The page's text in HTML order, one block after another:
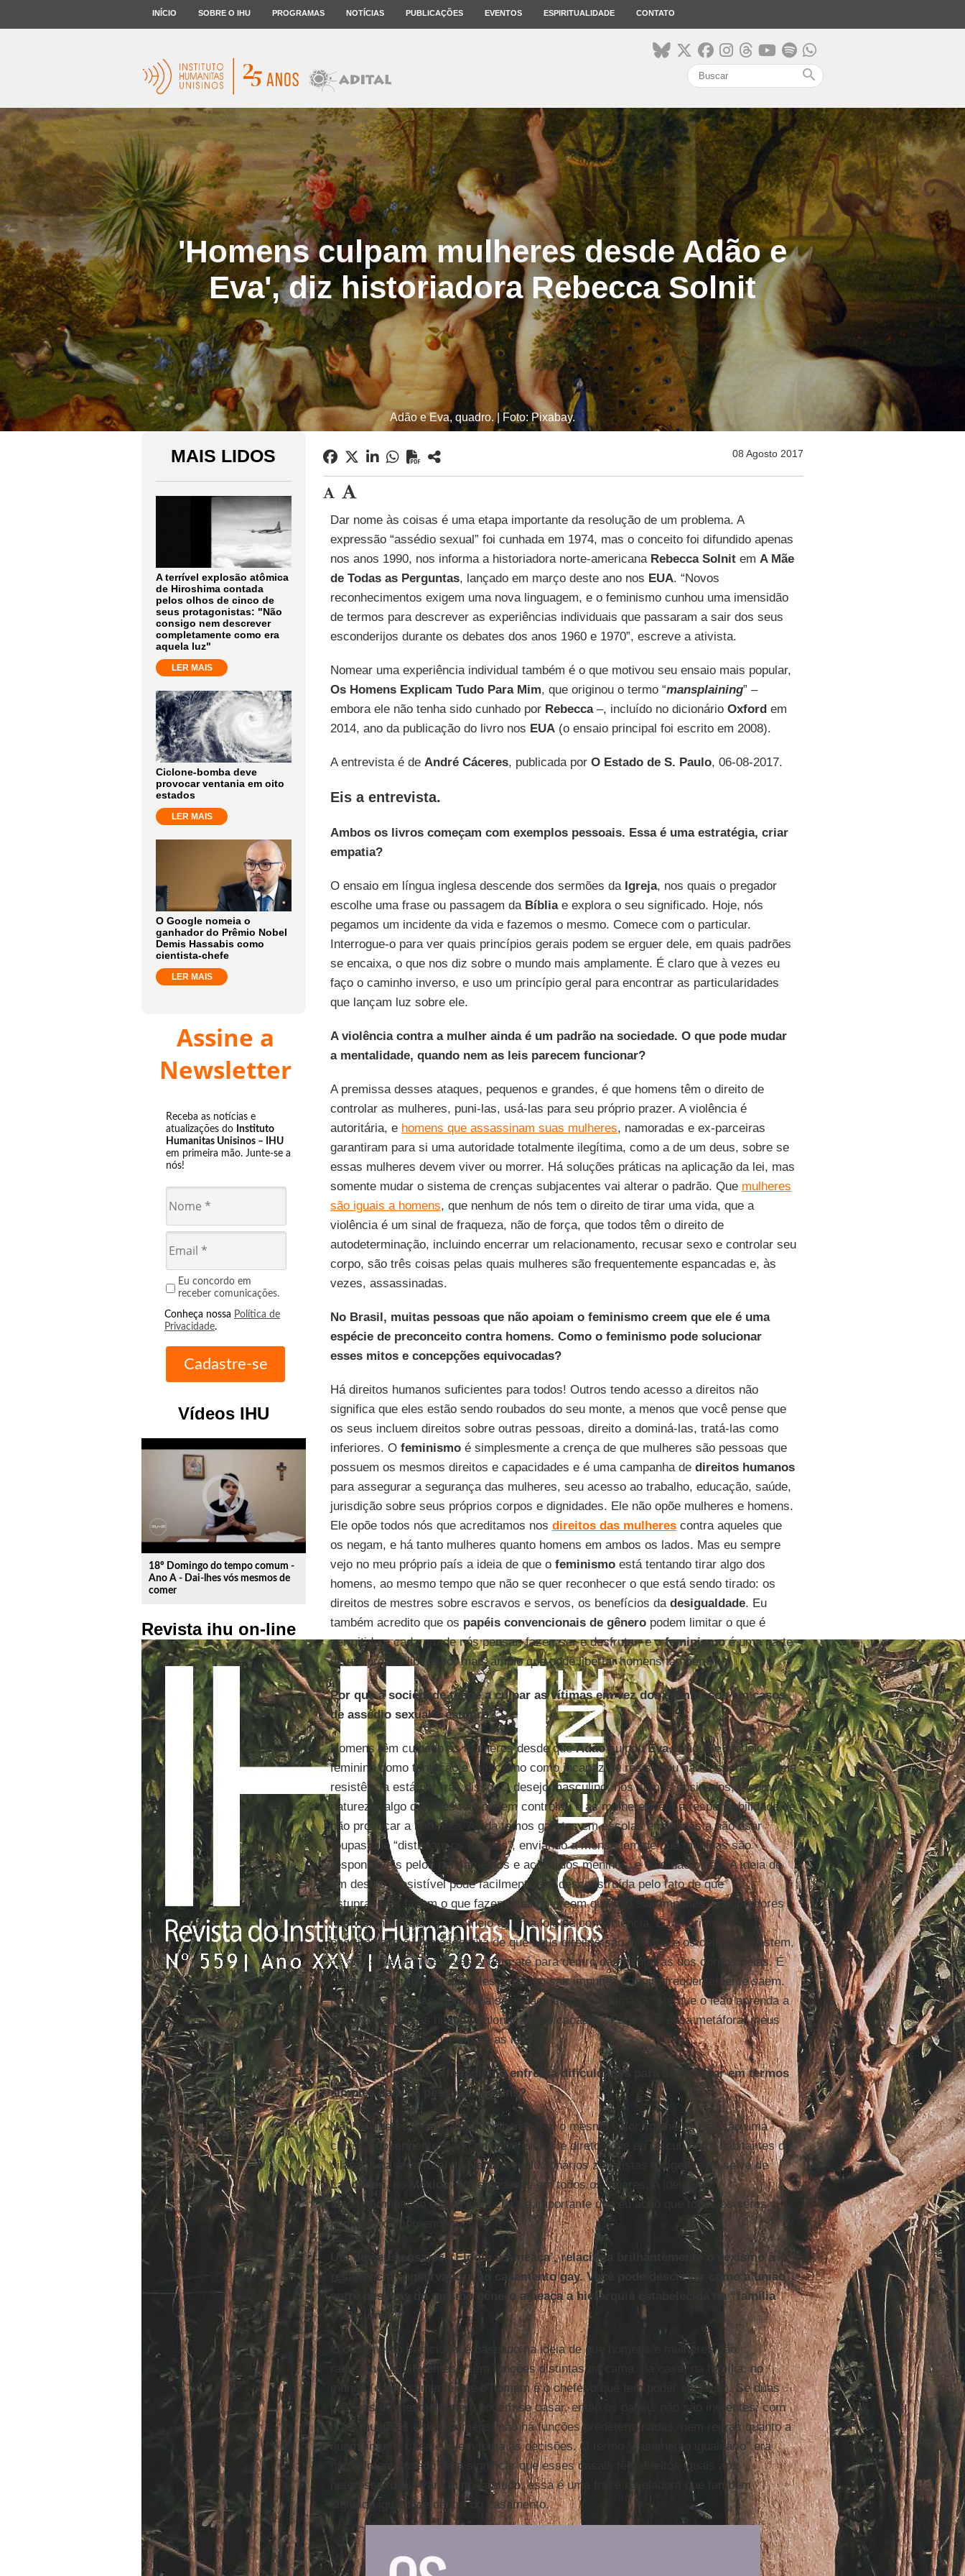
INÍCIO SOBRE O IHU PROGRAMAS NOTÍCIAS PUBLICAÇÕES EVENTOS ESPIRITUALIDADE CONTATO
search
'Homens culpam mulheres desde Adão e
Eva', diz historiadora Rebecca Solnit
Adão e Eva, quadro. | Foto: Pixabay.
MAIS LIDOS
A terrível explosão atômica
de Hiroshima contada
pelos olhos de cinco de
seus protagonistas: "Não
consigo nem descrever
completamente como era
aquela luz"
LER MAIS
Ciclone-bomba deve
provocar ventania em oito
estados
LER MAIS
O Google nomeia o
ganhador do Prêmio Nobel
Demis Hassabis como
cientista-chefe
LER MAIS
Assine a
Newsletter
Receba as notícias e
atualizações do Instituto
Humanitas Unisinos – IHU
em primeira mão. Junte-se a
nós!
Eu concordo em
receber comunicações.
Conheça nossa Política de
Privacidade.
Vídeos IHU
play_circle_outline
18º Domingo do tempo comum -
Ano A - Dai-lhes vós mesmos de
comer
Revista ihu on-line
08 Agosto 2017
Dar nome às coisas é uma etapa importante da resolução de um problema. A
expressão “assédio sexual” foi cunhada em 1974, mas o conceito foi difundido apenas
nos anos 1990, nos informa a historiadora norte-americana Rebecca Solnitem A Mãe
de Todas as Perguntas, lançado em março deste ano nos EUA. “Novos
reconhecimentos exigem uma nova linguagem, e o feminismo cunhou uma imensidão
de termos para descrever as experiências individuais que passaram a sair dos seus
esconderijos durante os debates dos anos 1960 e 1970”, escreve a ativista.
Nomear uma experiência individual também é o que motivou seu ensaio mais popular,
Os Homens Explicam Tudo Para Mim, que originou o termo “mansplaining” –
embora ele não tenha sido cunhado por Rebecca–, incluído no dicionário Oxfordem
2014, ano da publicação do livro nos EUA(o ensaio principal foi escrito em 2008).
A entrevista é de André Cáceres, publicada por O Estado de S. Paulo, 06-08-2017.
Eis a entrevista.
Ambos os livros começam com exemplos pessoais. Essa é uma estratégia, criar
empatia?
O ensaio em língua inglesa descende dos sermões da Igreja, nos quais o pregador
escolhe uma frase ou passagem da Bíbliae explora o seu significado. Hoje, nós
pegamos um incidente da vida e fazemos o mesmo. Comece com o particular.
Interrogue-o para ver quais princípios gerais podem se erguer dele, em quais padrões
se encaixa, o que nos diz sobre o mundo mais amplamente. É claro que à vezes eu
faço o caminho inverso, e uso um princípio geral para encontrar as particularidades
que lançam luz sobre ele.
A violência contra a mulher ainda é um padrão na sociedade. O que pode mudar
a mentalidade, quando nem as leis parecem funcionar?
A premissa desses ataques, pequenos e grandes, é que homens têm o direito de
controlar as mulheres, puni-las, usá-las para seu próprio prazer. A violência é
autoritária, e homens que assassinam suas mulheres, namoradas e ex-parceiras
garantiram para si uma autoridade totalmente ilegítima, como a de um deus, sobre se
essas mulheres devem viver ou morrer. Há soluções práticas na aplicação da lei, mas
somente mudar o sistema de crenças subjacentes vai alterar o padrão. Que mulheres
são iguais a homens, que nenhum de nós tem o direito de tirar uma vida, que a
violência é um sinal de fraqueza, não de força, que todos têm o direito de
autodeterminação, incluindo encerrar um relacionamento, recusar sexo e controlar seu
corpo, são três coisas pelas quais mulheres são frequentemente espancadas e, às
vezes, assassinadas.
No Brasil, muitas pessoas que não apoiam o feminismo creem que ele é uma
espécie de preconceito contra homens. Como o feminismo pode solucionar
esses mitos e concepções equivocadas?
Há direitos humanos suficientes para todos! Outros tendo acesso a direitos não
significa que eles estão sendo roubados do seu monte, a menos que você pense que
os seus incluem direitos sobre outras pessoas, direito a dominá-las, tratá-las como
inferiores. O feminismoé simplesmente a crença de que mulheres são pessoas que
possuem os mesmos direitos e capacidades e é uma campanha de direitos humanos
para assegurar a segurança das mulheres, seu acesso ao trabalho, educação, saúde,
jurisdição sobre seus próprios corpos e dignidades. Ele não opõe mulheres e homens.
Ele opõe todos nós que acreditamos nos direitos das mulherescontra aqueles que
os negam, e há tanto mulheres quanto homens em ambos os lados. Mas eu sempre
vejo no meu próprio país a ideia de que o feminismoestá tentando tirar algo dos
homens, ao mesmo tempo que não se quer reconhecer o que está sendo tirado: os
direitos de mestres sobre escravos e servos, os benefícios da desigualdade. Eu
também acredito que os papéis convencionais de gêneropodem limitar o que é
permitido a cada um de nós pensar, fazer, ser e desfrutar, e ofeminismoé uma parte
de um projeto libertador mais amplo que pode libertar homens também.
Por que a sociedade tende a culpar as vítimas em vez dos criminosos em casos
de assédio sexual e estupro?
Homens têm culpado as mulheres desde queAdãoculpouEva, e aquele modelo
feminino como tentação e masculino como incapaz de resistir ou não responsável pela
resistência está por trás disso. O desejo masculino, nós somos ensinados, é como a
natureza, algo que eles não podem controlar, e as mulheres têm a responsabilidade de
não provocar a natureza. Ainda temos garotas em escolas ensinadas a não usar
roupas que “distraiam os garotos”, enviando a mensagem de que meninas são
responsáveis pelos pensamentos e ações dos meninos, e eles não o são. A ideia de
um desejo irresistível pode facilmente ser desconstruída pelo fato de que
estupradores fazem o que fazem quando creem que vão sair impunes. Estupradores
não violentam alguém no meio de uma loja de conveniência. É um crime de
oportunidade e uma assertiva de que seus direitos são infinitos e os dela não existem,
de que seus direitos se estendem até para dentro das fronteiras dos corpos delas. É
também um crime do qual eles esperam sair impunes e muito frequentemente saem.
No final das contas, por que a sociedade culpa as vítimas? “Até que o leão aprenda a
escrever, todas as histórias glorificarão o caçador.” Para usar essa metáfora, meus
livros são histórias por e para as leoas.
Você acredita que o feminismo enfrenta dificuldades para se explicar em termos
simples para as pessoas comuns?
Não! Mulheres têm direitos, mulheres têm o mesmo valor, mulheres não são uma
classe subserviente, são conceitos claros e diretos que eu discuti entre habitantes de
vilarejos na área rural do
Nepal, revolucionários zapatistas indígenas na selva de
Lancadon, no México , entre pessoas em todos os lugares. A ideia de
autodeterminação é uma ideia clara e importante que eu acho que todos os seres
humanos compreendem.
Um de seus ensaios, ‘Elogio à Ameaça’, relaciona brilhantemente o sexismo à
resistência conservadora ao casamento gay. Você pode descrever como a união
entre pessoas do mesmo gênero ameaça a hierarquia estabelecida na “família
tradicional”?
O casamento tradicional é baseado na ideia de que homens e mulheres são
radicalmente diferentes e têm funções distintas na cama, na casa, na família, no
mundo (e normalmente que o homem é o chefe, o que tem poder superior). Se duas
pessoas do mesmo gênero podem se casar, então os papéis não são inerentes: com
duas mulheres e dois homens, não há funções predeterminadas, nem regras quanto a
quem limpa a casa e quem toma as decisões. O termo “casamento igualitário” era
normalmente usado para significar que esses casais têm direitos iguais aos
heterossexuais. Para mim, contudo, essa é uma frase reveladora que também
significa igualdade dentro do casamento.